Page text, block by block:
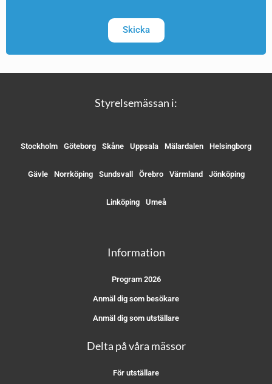
Skicka
Styrelsemässan i:
Stockholm Göteborg Skåne Uppsala Mälardalen Helsingborg
Gävle Norrköping Sundsvall Örebro Värmland Jönköping
Linköping Umeå
Information
Program 2026
Anmäl dig som besökare
Anmäl dig som utställare
Delta på våra mässor
För utställare